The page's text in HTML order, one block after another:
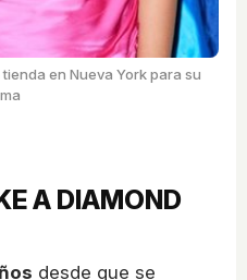
en Nueva York para su
A DIAMOND
desde que se